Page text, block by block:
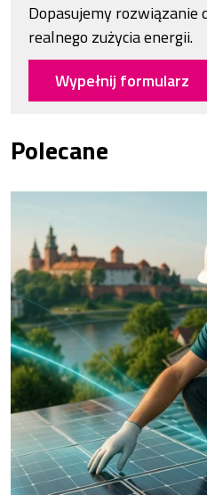
Dopasujemy rozwiązanie
realnego zużycia energii.
Wypełnij formularz
Polecane